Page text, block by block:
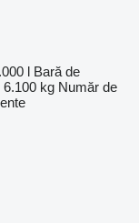
l Bară de
6.100 kg Număr de